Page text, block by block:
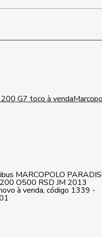
G7 toco à venda